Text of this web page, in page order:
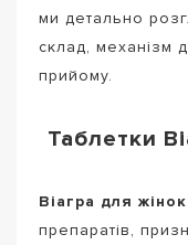
ми детально
склад, механізм
прийому.
Таблетки
Віагра для жінок
препаратів,